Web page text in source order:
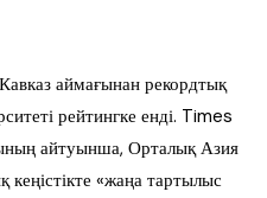
аймағынан рекордтық
рейтингке енді. Times
айтуынша, Орталық Азия
кеңістікте «жаңа тартылыс